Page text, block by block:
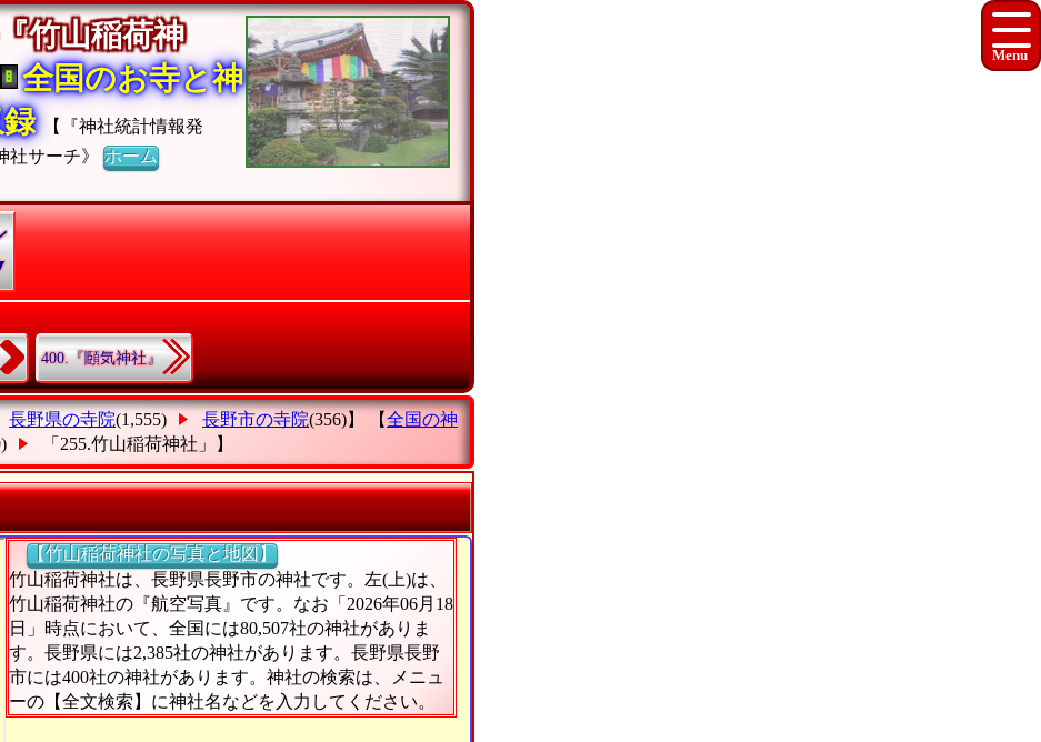
竹山稲荷神
全国のお寺と神
録
【『神社統計情報発
社サーチ》ホーム
400.『頥気神社』
長野県の寺院(1,555) 長野市の寺院(356)】 【全国の神
「255.竹山稲荷神社」 】
【竹山稲荷神社の写真と地図】
竹山稲荷神社は、長野県長野市の神社です。左(上)は、
竹山稲荷神社の『航空写真』です。なお「2026年06月18
日」時点において、全国には80,507社の神社がありま
す。長野県には2,385社の神社があります。長野県長野
市には400社の神社があります。神社の検索は、メニュ
ーの【全文検索】に神社名などを入力してください。